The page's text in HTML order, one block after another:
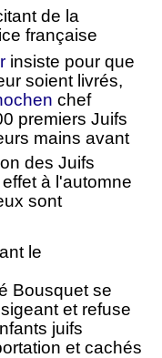
de la
française
insiste pour que
soient livrés,
chef
premiers Juifs
mains avant
des Juifs
à l'automne
sont
le
Bousquet se
et refuse
juifs
et cachés